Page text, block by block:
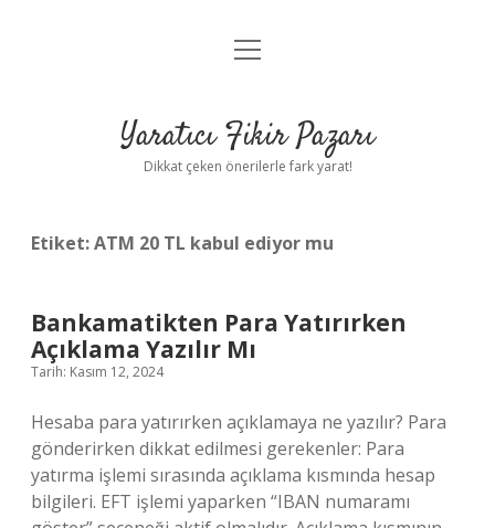
Anasayfa
Yasal Uyarı
menüyü
Yaratıcı Fikir Pazarı
Dikkat çeken önerilerle fark yarat!
Etiket:ATM 20 TL kabul ediyor mu
Bankamatikten Para Yatırırken
Açıklama Yazılır Mı
Tarih: Kasım 12, 2024
Hesaba para yatırırken açıklamaya ne yazılır? Para
gönderirken dikkat edilmesi gerekenler: Para
yatırma işlemi sırasında açıklama kısmında hesap
bilgileri. EFT işlemi yaparken “IBAN numaramı